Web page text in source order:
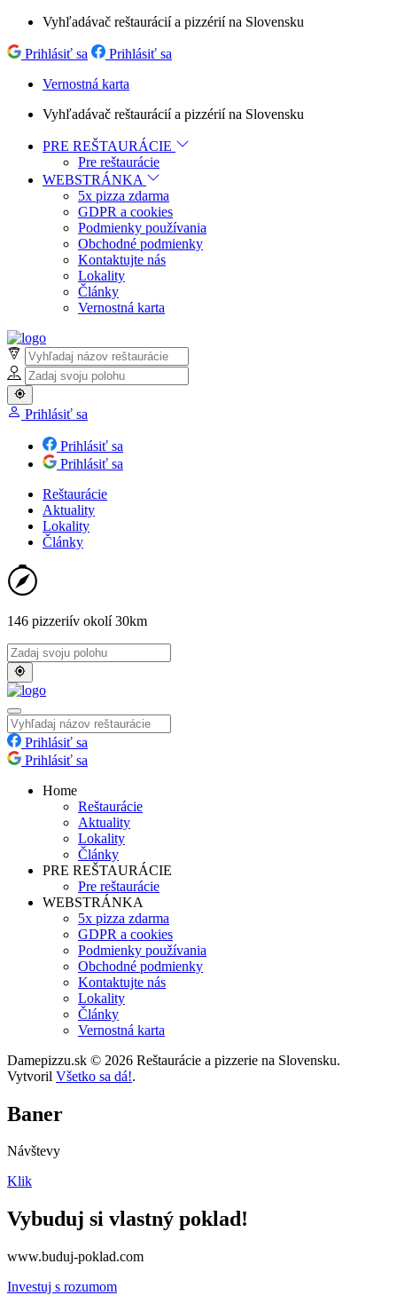
Vyhľadávač reštaurácií a pizzérií na Slovensku
Prihlásiť sa
Prihlásiť sa
Vernostná karta
Vyhľadávač reštaurácií a pizzérií na Slovensku
PRE REŠTAURÁCIE
Pre reštaurácie
WEBSTRÁNKA
5x pizza zdarma
GDPR a cookies
Podmienky používania
Obchodné podmienky
Kontaktujte nás
Lokality
Články
Vernostná karta
Prihlásiť sa
Prihlásiť sa
Prihlásiť sa
Reštaurácie
Aktuality
Lokality
Články
146 pizzeriív okolí 30km
Prihlásiť sa
Prihlásiť sa
Home
Reštaurácie
Aktuality
Lokality
Články
PRE REŠTAURÁCIE
Pre reštaurácie
WEBSTRÁNKA
5x pizza zdarma
GDPR a cookies
Podmienky používania
Obchodné podmienky
Kontaktujte nás
Lokality
Články
Vernostná karta
Damepizzu.sk © 2026 Reštaurácie a pizzerie na Slovensku.
Vytvoril Všetko sa dá!.
Baner
Návštevy
Klik
Vybuduj si vlastný poklad!
www.buduj-poklad.com
Investuj s rozumom